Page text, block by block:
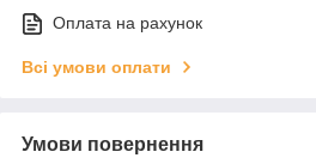
Оплата на рахунок
Всі умови оплати
Умови повернення